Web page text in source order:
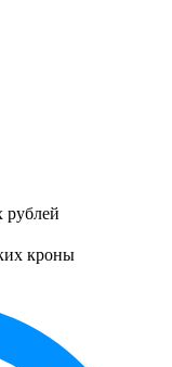
рублей
кроны